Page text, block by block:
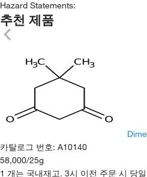
Hazard Statements:
추천 제품
카탈로그 번호: A10140
58,000/25g
1 개는 국내재고. 3시 이전 주문 시 당